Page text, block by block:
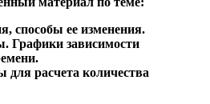
способы ее изменения.
Графики зависимости
расчета количества